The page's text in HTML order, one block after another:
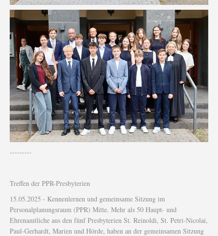
---------
Treffen der PPR-Presbyterien
15.05.2025 - Kennenlernen und gemeinsame Sitzung im
Personalplanungsraum (PPR) Mitte. Mehr als 50 Haupt- und
Ehrenamtliche aus den fünf Presbyterien St. Reinoldi, St. Petri-Nicolai,
Paul-Gerhardt, Marien und Hörde, haben an der gemeinsamen Sitzung